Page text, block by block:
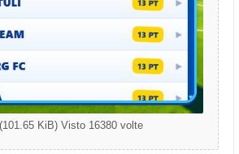
KiB) Visto 16380 volte